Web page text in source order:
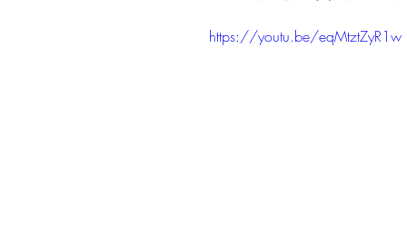
https://youtu.be/eqMtztZyR1w